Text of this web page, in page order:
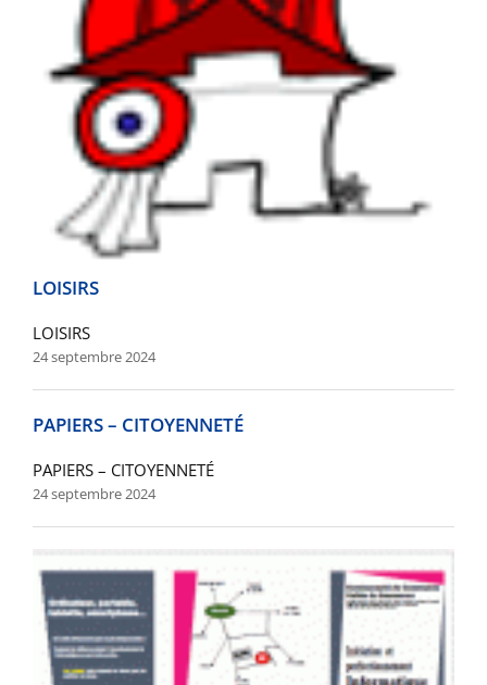
LOISIRS
LOISIRS
24 septembre 2024
PAPIERS – CITOYENNETÉ
PAPIERS – CITOYENNETÉ
24 septembre 2024